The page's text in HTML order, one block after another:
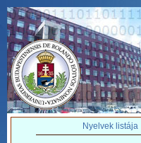
Nyelvek listája